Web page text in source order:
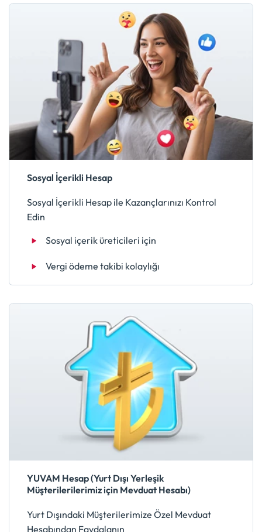
Sosyal İçerikli Hesap
Sosyal İçerikli Hesap ile Kazançlarınızı Kontrol
Edin
Sosyal içerik üreticileri için
Vergi ödeme takibi kolaylığı
YUVAM Hesap (Yurt Dışı Yerleşik
Müşterilerilerimiz için Mevduat Hesabı)
Yurt Dışındaki Müşterilerimize Özel Mevduat
Hesabından Faydalanın